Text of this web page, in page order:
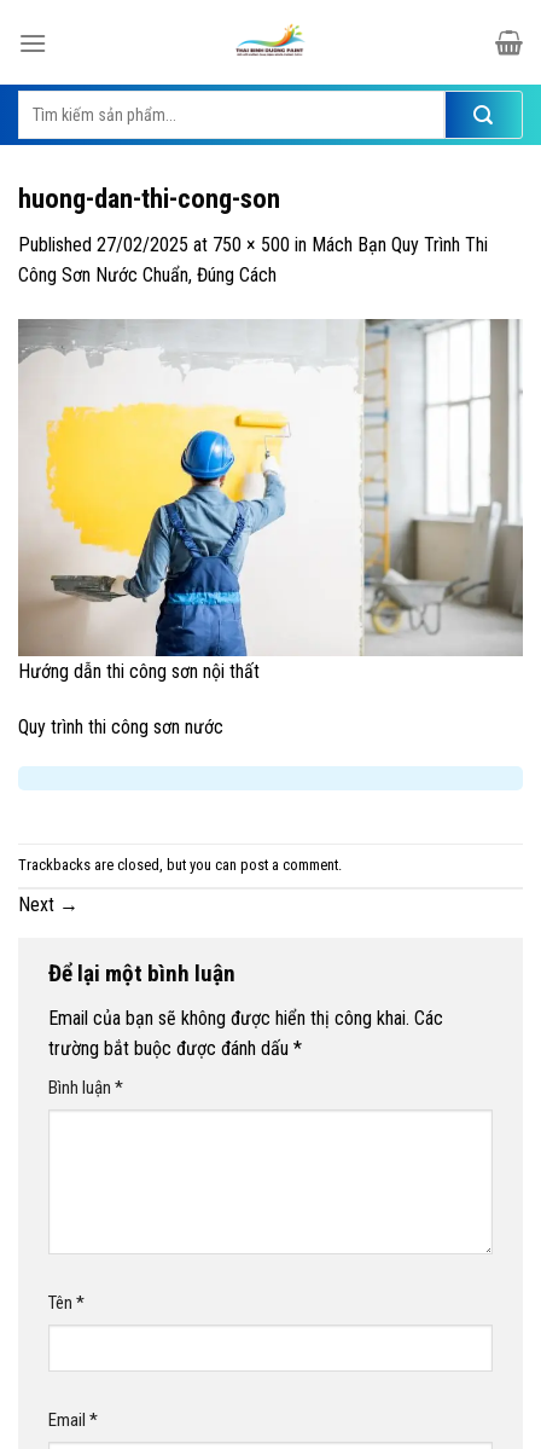
Tìm
kiếm:
huong-dan-thi-cong-son
Published 27/02/2025 at 750 × 500 in Mách Bạn Quy Trình Thi
Công Sơn Nước Chuẩn, Đúng Cách
Hướng dẫn thi công sơn nội thất
Quy trình thi công sơn nước​
Trackbacks are closed, but you can post a comment
Next →
Để lại một bình luận
Email của bạn sẽ không được hiển thị công khai. Các
trường bắt buộc được đánh dấu *
Bình luận *
Tên *
Email *